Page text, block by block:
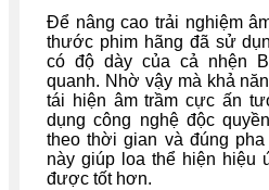
Để nâng cao trải nghiệm
thước phim hãng đã sử
có độ dày của cả nhện
quanh. Nhờ vậy mà khả
tái hiện âm trầm cực ấn
dụng công nghệ độc
theo thời gian và đúng
này giúp loa thể hiện hiệu
được tốt hơn.